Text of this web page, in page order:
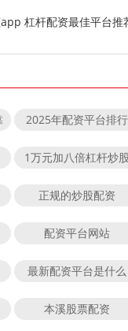
杠杆配资最佳平台推
2025年配资平台排行
1万元加八倍杠杆炒股
正规的炒股配资
配资平台网站
最新配资平台是什么
本溪股票配资